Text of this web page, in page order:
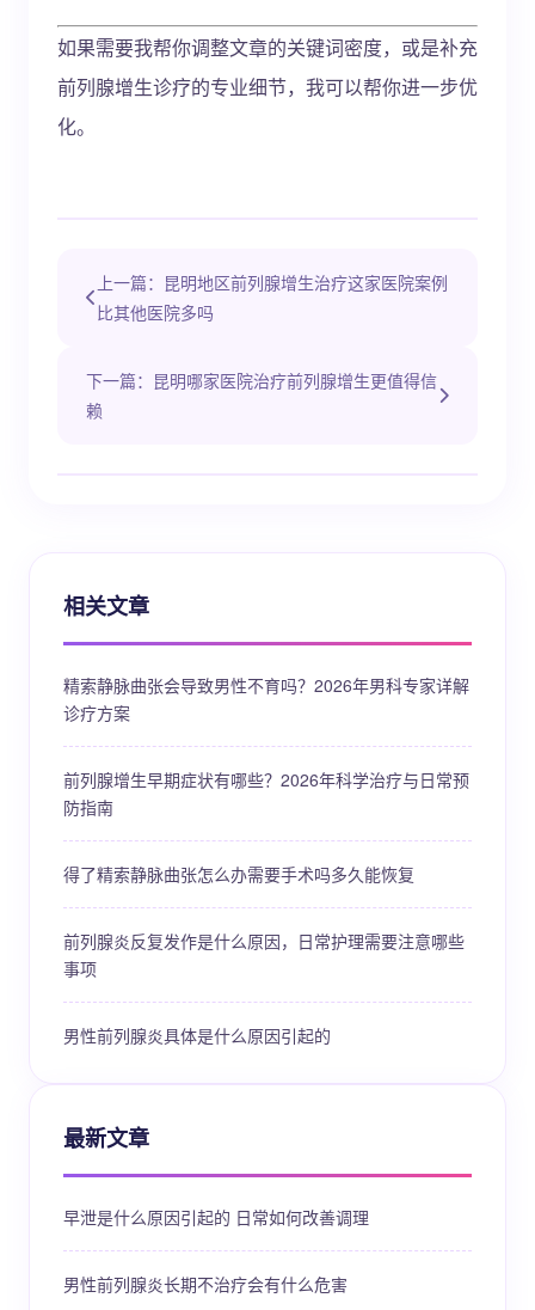
如果需要我帮你调整文章的关键词密度，或是补充
前列腺增生诊疗的专业细节，我可以帮你进一步优
化。
上一篇：昆明地区前列腺增生治疗这家医院案例
比其他医院多吗
下一篇：昆明哪家医院治疗前列腺增生更值得信
赖
相关文章
精索静脉曲张会导致男性不育吗？2026年男科专家详解
诊疗方案
前列腺增生早期症状有哪些？2026年科学治疗与日常预
防指南
得了精索静脉曲张怎么办需要手术吗多久能恢复
前列腺炎反复发作是什么原因，日常护理需要注意哪些
事项
男性前列腺炎具体是什么原因引起的
最新文章
早泄是什么原因引起的 日常如何改善调理
男性前列腺炎长期不治疗会有什么危害